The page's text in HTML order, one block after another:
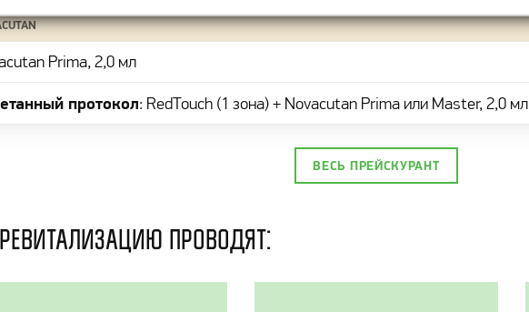
Prima, 2,0 мл
протокол: RedTouch (1 зона) + Novacutan Prima или Master, 2,0 мл
ВЕСЬ ПРЕЙСКУРАНТ
проводят: